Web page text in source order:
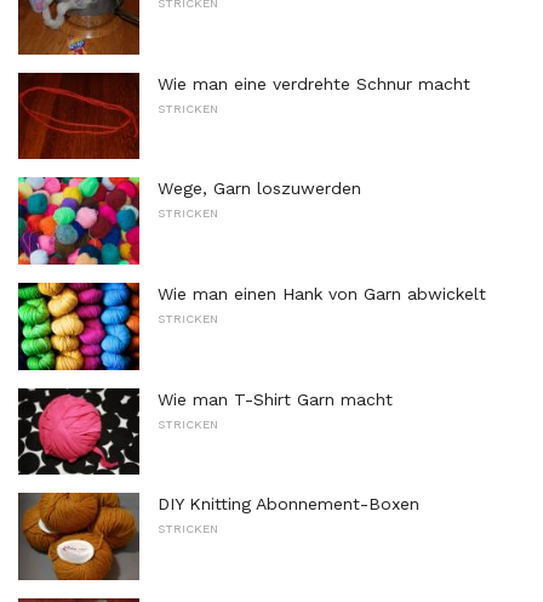
STRICKEN
Wie man eine verdrehte Schnur macht
STRICKEN
Wege, Garn loszuwerden
STRICKEN
Wie man einen Hank von Garn abwickelt
STRICKEN
Wie man T-Shirt Garn macht
STRICKEN
DIY Knitting Abonnement-Boxen
STRICKEN